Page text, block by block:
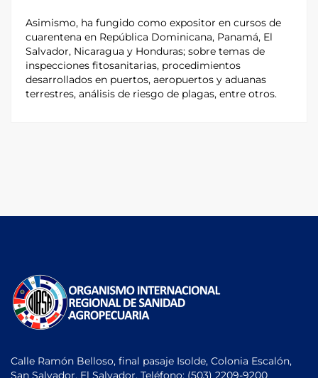
Asimismo, ha fungido como expositor en cursos de
cuarentena en República Dominicana, Panamá, El
Salvador, Nicaragua y Honduras; sobre temas de
inspecciones fitosanitarias, procedimientos
desarrollados en puertos, aeropuertos y aduanas
terrestres, análisis de riesgo de plagas, entre otros.
Calle Ramón Belloso, final pasaje Isolde, Colonia Escalón,
San Salvador, El Salvador. Teléfono: (503) 2209-9200